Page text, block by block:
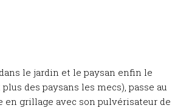
le jardin et le paysan enfin le
des paysans les mecs), passe au
en grillage avec son pulvérisateur de